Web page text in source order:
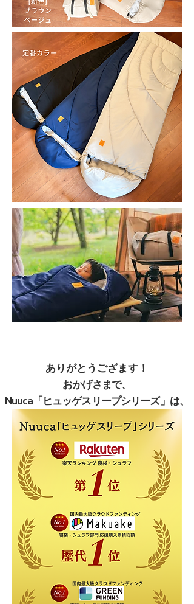
ありがとうござます！
おかげさまで、
Nuuca「ヒュッゲスリープシリーズ」は、